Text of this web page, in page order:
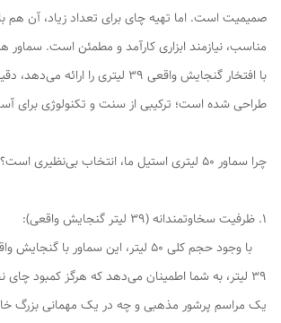
صمیمیت است. اما تهیه چای برای تعداد زیاد، آن
با افتخار گنجایش واقعی 39 لیتری را
طراحی شده است؛ ترکیبی از سنت و تکنولوژی برای
چرا سماور 50 لیتری استیل ما، انتخاب بی‌نظیری است؟
1. ظرفیت سخاوتمندانه (39 لیتر گنجایش واقعی):
با وجود حجم کلی 50 لیتر، این سماور با
39 لیتر، به شما اطمینان می‌دهد که هرگز کمبود
یک مراسم پرشور مذهبی و چه در یک مهمانی بزرگ